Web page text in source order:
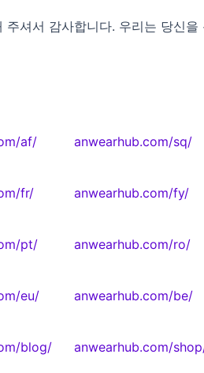
셔서 감사합니다. 우리는 당신
af/ anwearhub.com/sq/
fr/ anwearhub.com/fy/
pt/ anwearhub.com/ro/
eu/ anwearhub.com/be/
blog/ anwearhub.com/